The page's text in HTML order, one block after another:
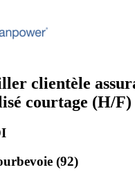
clientèle
courtage (H/F)
(92)